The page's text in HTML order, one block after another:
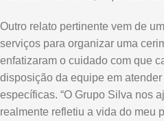
Outro relato pertinente vem de
serviços para organizar uma
enfatizaram o cuidado com que
disposição da equipe em
específicas. “O Grupo Silva nos
realmente refletiu a vida do meu